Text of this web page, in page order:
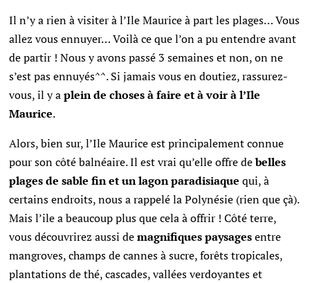
Il n’y a rien à visiter à l’Ile Maurice à part les plages… Vous
allez vous ennuyer… Voilà ce que l’on a pu entendre avant
de partir ! Nous y avons passé 3 semaines et non, on ne
s’est pas ennuyés^^. Si jamais vous en doutiez, rassurez-
vous, il y aplein de choses à faire et à voir à l’Ile
Maurice.
Alors, bien sur, l’Ile Maurice est principalement connue
pour son côté balnéaire. Il est vrai qu’elle offre debelles
plages de sable fin et un lagon paradisiaque qui, à
certains endroits, nous a rappelé la Polynésie (rien que çà).
Mais l’ile a beaucoup plus que cela à offrir ! Côté terre,
vous découvrirez aussi demagnifiques paysagesentre
mangroves, champs de cannes à sucre, forêts tropicales,
plantations de thé, cascades, vallées verdoyantes et